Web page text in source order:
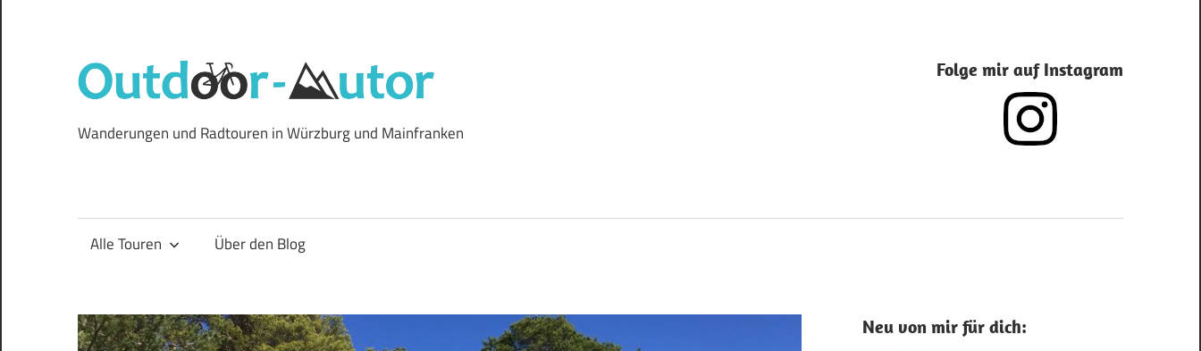
springen
Autor
Wanderungen und Radtouren in Würzburg und Mainfranken
Folge mir auf Instagram
Alle Touren Über den Blog
Neu von mir für dich: